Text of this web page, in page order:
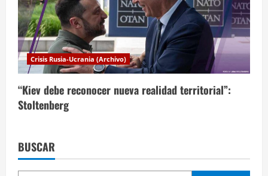
Crisis Rusia-Ucrania (Archivo)
“Kiev debe reconocer nueva realidad territorial”:
Stoltenberg
BUSCAR